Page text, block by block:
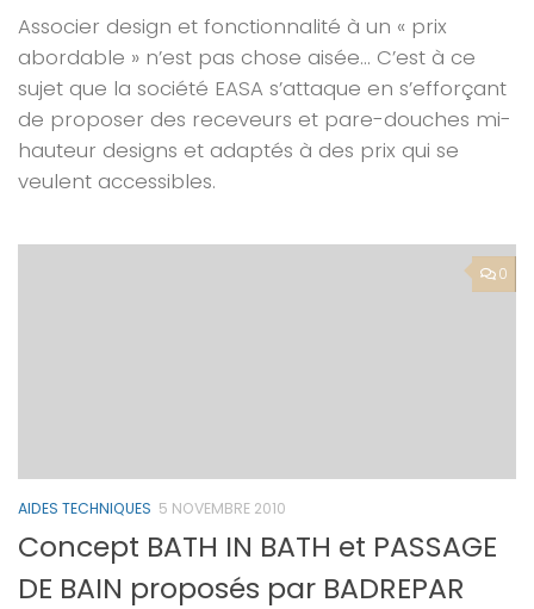
Associer design et fonctionnalité à un « prix
abordable » n’est pas chose aisée… C’est à ce
sujet que la société EASA s’attaque en s’efforçant
de proposer des receveurs et pare-douches mi-
hauteur designs et adaptés à des prix qui se
veulent accessibles.
0
AIDES TECHNIQUES 5 NOVEMBRE 2010
Concept BATH IN BATH et PASSAGE
DE BAIN proposés par BADREPAR